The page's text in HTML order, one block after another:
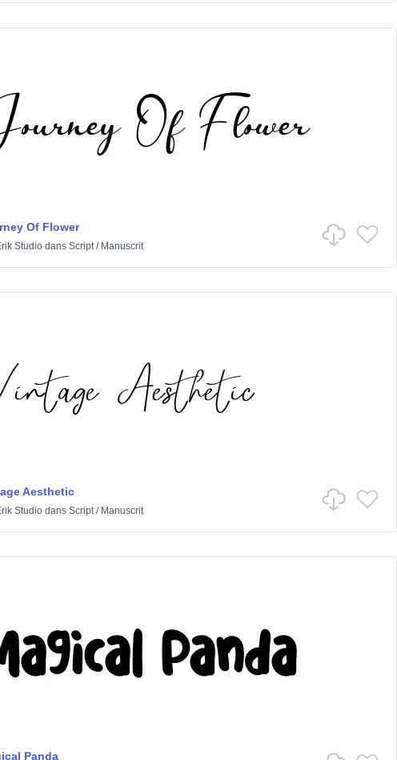
Of Flower
Studiodans Script/ Manuscrit
Aesthetic
Studiodans Script/ Manuscrit
Panda